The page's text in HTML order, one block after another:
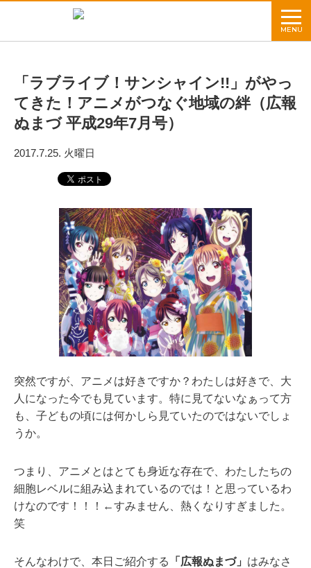
MENU
「ラブライブ！サンシャイン!!」がやっ
てきた！アニメがつなぐ地域の絆（広報
ぬまづ 平成29年7月号）
2017.7.25. 火曜日
突然ですが、アニメは好きですか？わたしは好きで、大
人になった今でも見ています。特に見てないなぁって方
も、子どもの頃には何かしら見ていたのではないでしょ
うか。
つまり、アニメとはとても身近な存在で、わたしたちの
細胞レベルに組み込まれているのでは！と思っているわ
けなのです！！！←すみません、熱くなりすぎました。
笑
そんなわけで、本日ご紹介する 「広報ぬまづ」 はみなさ